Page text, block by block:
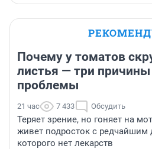
Почему у томатов
листья — три
проблемы
21 час 7 433 Обсудить
Теряет зрение, но гоняет на
живет подросток с редчайшим
которого нет лекарств